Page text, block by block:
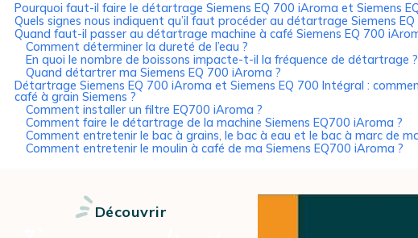
Pourquoi faut-il faire le détartrage Siemens EQ 700 iAroma et Siemens
Quels signes nous indiquent qu’il faut procéder au détartrage Siemens
Quand faut-il passer au détartrage machine à café Siemens EQ 700
Comment déterminer la dureté de l’eau ?
En quoi le nombre de boissons impacte-t-il la fréquence de détartrage ?
Quand détartrer ma Siemens EQ 700 iAroma ?
Détartrage Siemens EQ 700 iAroma et Siemens EQ 700 Intégral :
café à grain Siemens ?
Comment installer un filtre EQ700 iAroma ?
Comment faire le détartrage de la machine Siemens EQ700 iAroma ?
Comment entretenir le bac à grains, le bac à eau et le bac à marc de ma
Comment entretenir le moulin à café de ma Siemens EQ700 iAroma ?
Découvrir